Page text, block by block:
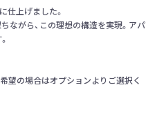
仕上げました。
ながら、この理想の構造を実現。アパ
望の場合はオプションよりご選択く